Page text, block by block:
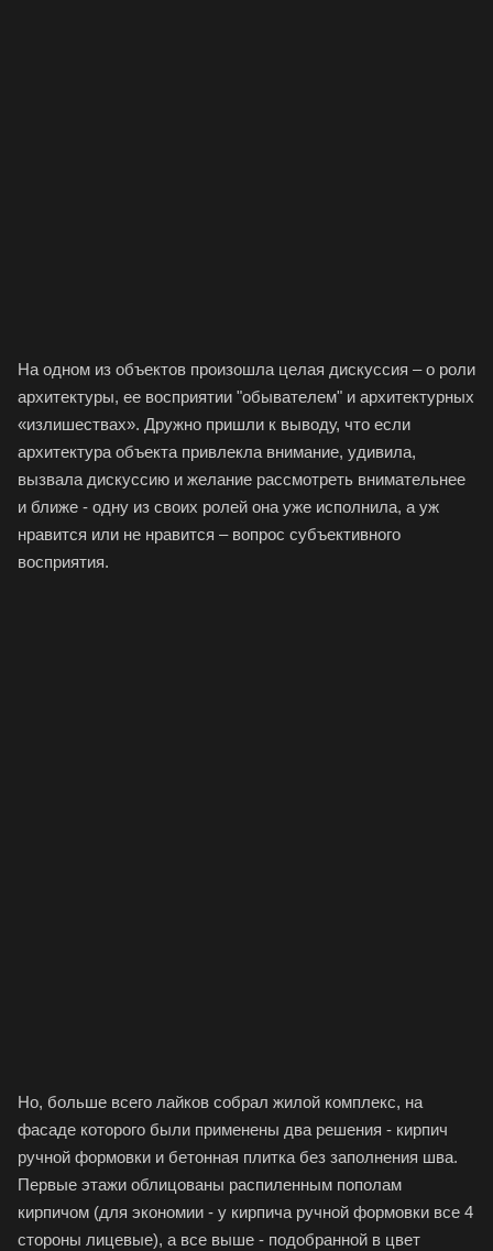
На одном из объектов произошла целая дискуссия – о роли
архитектуры, ее восприятии "обывателем" и архитектурных
«излишествах». Дружно пришли к выводу, что если
архитектура объекта привлекла внимание, удивила,
вызвала дискуссию и желание рассмотреть внимательнее
и ближе - одну из своих ролей она уже исполнила, а уж
нравится или не нравится – вопрос субъективного
восприятия.
Но, больше всего лайков собрал жилой комплекс, на
фасаде которого были применены два решения - кирпич
ручной формовки и бетонная плитка без заполнения шва.
Первые этажи облицованы распиленным пополам
кирпичом (для экономии - у кирпича ручной формовки все 4
стороны лицевые), а все выше - подобранной в цвет